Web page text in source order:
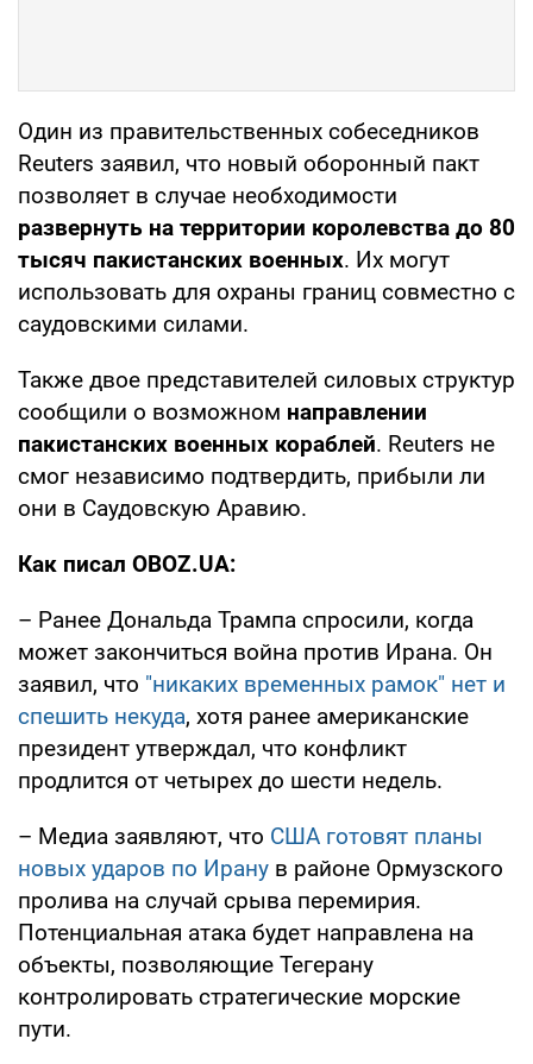
Один из правительственных собеседников
Reuters заявил, что новый оборонный пакт
позволяет в случае необходимости
развернуть на территории королевства до 80
тысяч пакистанских военных. Их могут
использовать для охраны границ совместно с
саудовскими силами.
Также двое представителей силовых структур
сообщили о возможном направлении
пакистанских военных кораблей. Reuters не
смог независимо подтвердить, прибыли ли
они в Саудовскую Аравию.
Как писал OBOZ.UA:
– Ранее Дональда Трампа спросили, когда
может закончиться война против Ирана. Он
заявил, что "никаких временных рамок" нет и
спешить некуда, хотя ранее американские
президент утверждал, что конфликт
продлится от четырех до шести недель.
– Медиа заявляют, что США готовят планы
новых ударов по Ирану в районе Ормузского
пролива на случай срыва перемирия.
Потенциальная атака будет направлена на
объекты, позволяющие Тегерану
контролировать стратегические морские
пути.